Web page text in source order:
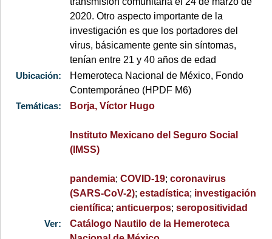
2020. Otro aspecto importante de la
investigación es que los portadores del
virus, básicamente gente sin síntomas,
tenían entre 21 y 40 años de edad
Ubicación:
Hemeroteca Nacional de México, Fondo
Contemporáneo (HPDF M6)
Temáticas:
Borja, Víctor Hugo
Instituto Mexicano del Seguro Social
(IMSS)
pandemia;COVID-19;coronavirus
(SARS-CoV-2);estadística; investigación
científica;anticuerpos;seropositividad
Ver:
Catálogo Nautilo de la Hemeroteca